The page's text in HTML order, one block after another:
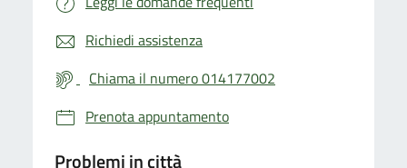
Richiedi assistenza
Chiama il numero 014177002
Prenota appuntamento
Problemi in città